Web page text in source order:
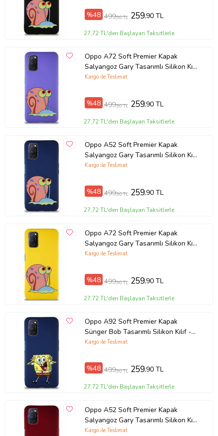
Galaxy A8 Plus 2018, Xiaomi Mi 12T , Xiaomi Mi 12T Pro, Redmi 7A
Ürün Kodu:kcm96800918
%48 499,90 TL 259,90 TL
27,72 TL'den Başlayan Taksitlerle
Oppo A72 Soft Premier Kapak
Salyangoz Gary Tasarımlı Silikon Kılıf
- Mor (Şeffaf)
Kargo ile Teslimat
%48 499,90 TL 259,90 TL
27,72 TL'den Başlayan Taksitlerle
Oppo A52 Soft Premier Kapak
Salyangoz Gary Tasarımlı Silikon Kılıf
- Lacivert (Şeffaf)
Kargo ile Teslimat
%48 499,90 TL 259,90 TL
27,72 TL'den Başlayan Taksitlerle
Oppo A72 Soft Premier Kapak
Salyangoz Gary Tasarımlı Silikon Kılıf
- Sarı (Şeffaf)
Kargo ile Teslimat
%48 499,90 TL 259,90 TL
27,72 TL'den Başlayan Taksitlerle
Oppo A92 Soft Premier Kapak
Sünger Bob Tasarımlı Silikon Kılıf -
Lacivert (Şeffaf)
Kargo ile Teslimat
%48 499,90 TL 259,90 TL
27,72 TL'den Başlayan Taksitlerle
Oppo A52 Soft Premier Kapak
Salyangoz Gary Tasarımlı Silikon Kılıf
- Mürdüm (Şeffaf)
Kargo ile Teslimat